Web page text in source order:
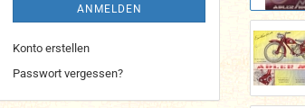
ANMELDEN
Konto erstellen
Passwort vergessen?